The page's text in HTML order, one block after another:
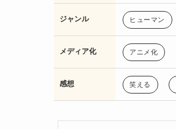
ジャンル ヒューマン
メディア化 アニメ化
感想 笑える